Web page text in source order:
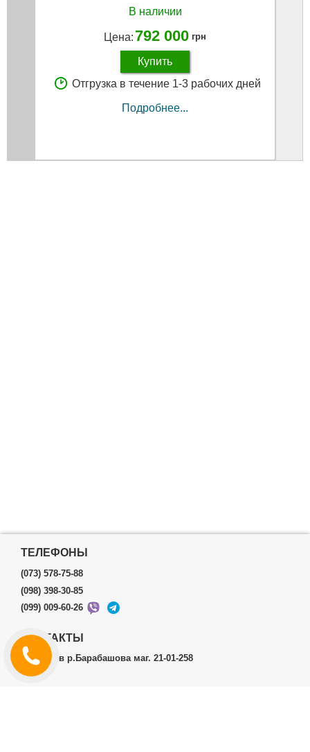
В наличии
Цена: 792 000 грн
Купить
Отгрузка в течение 1-3 рабочих дней
Подробнее...
ТЕЛЕФОНЫ
(073) 578-75-88
(098) 398-30-85
(099) 009-60-26
КОНТАКТЫ
г.Харьков р.Барабашова маг. 21-01-258